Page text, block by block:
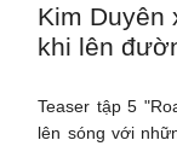
Kim Duyên
khi lên
Teaser tập 5
lên sóng với